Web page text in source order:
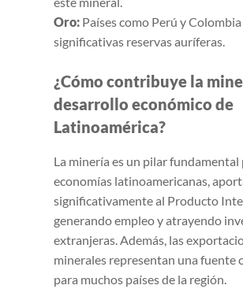
Oro: Países como Perú y
significativas reservas auríferas.
¿Cómo contribuye la
desarrollo económico de
Latinoamérica?
La minería es un pilar fundamental
economías latinoamericanas,
significativamente al Producto
generando empleo y atrayendo
extranjeras. Además, las
minerales representan una fuente
para muchos países de la región.